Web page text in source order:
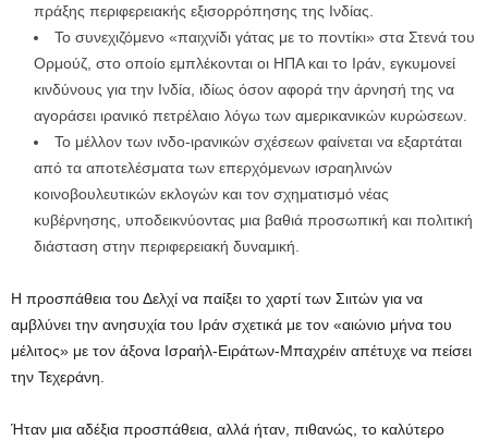
πράξης περιφερειακής εξισορρόπησης της Ινδίας.
Το συνεχιζόμενο «παιχνίδι γάτας με το ποντίκι» στα Στενά του
Ορμούζ, στο οποίο εμπλέκονται οι ΗΠΑ και το Ιράν, εγκυμονεί
κινδύνους για την Ινδία, ιδίως όσον αφορά την άρνησή της να
αγοράσει ιρανικό πετρέλαιο λόγω των αμερικανικών κυρώσεων.
Το μέλλον των ινδο-ιρανικών σχέσεων φαίνεται να εξαρτάται
από τα αποτελέσματα των επερχόμενων ισραηλινών
κοινοβουλευτικών εκλογών και τον σχηματισμό νέας
κυβέρνησης, υποδεικνύοντας μια βαθιά προσωπική και πολιτική
διάσταση στην περιφερειακή δυναμική.
Η προσπάθεια του Δελχί να παίξει το χαρτί των Σιιτών για να
αμβλύνει την ανησυχία του Ιράν σχετικά με τον «αιώνιο μήνα του
μέλιτος» με τον άξονα Ισραήλ-Ειράτων-Μπαχρέιν απέτυχε να πείσει
την Τεχεράνη.
Ήταν μια αδέξια προσπάθεια, αλλά ήταν, πιθανώς, το καλύτερο